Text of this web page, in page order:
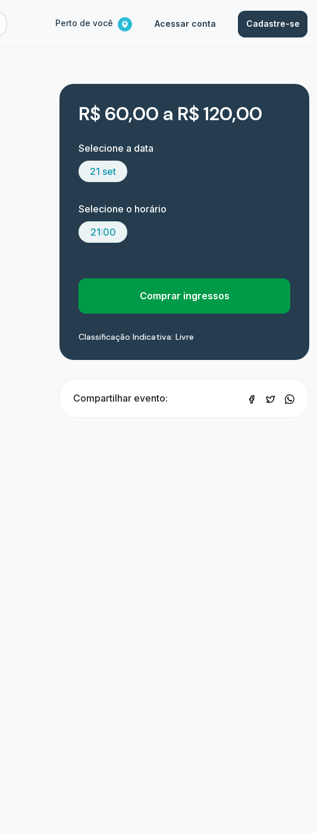
Perto de você Acessar conta Cadastre-se
R$ 60,00 a R$ 120,00
Selecione a data
21 set
Selecione o horário
21:00
Comprar ingressos
Classificação Indicativa: Livre
Compartilhar evento: